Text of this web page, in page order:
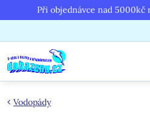
Při objednávce nad 5000kč
Vodopády